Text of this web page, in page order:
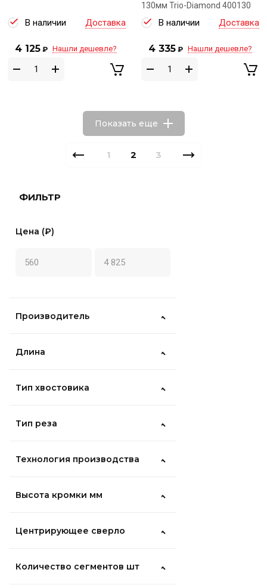
ФИЛЬТР
Цена (₽)
Производитель
Длина
Тип хвостовика
Тип реза
Технология производства
Высота кромки мм
Центрирующее сверло
Количество сегментов шт
В наличии Доставка
4 125 ₽ Нашли дешевле?
130мм Trio-Diamond 400130
В наличии Доставка
4 335 ₽ Нашли дешевле?
1 2 3
Показать еще